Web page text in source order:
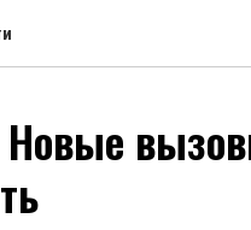
Новые